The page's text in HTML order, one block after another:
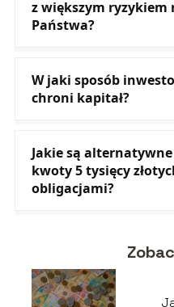
z większym ryzykiem
Państwa?
W jaki sposób
chroni kapitał?
Jakie są
kwoty 5 tysięcy
obligacjami?